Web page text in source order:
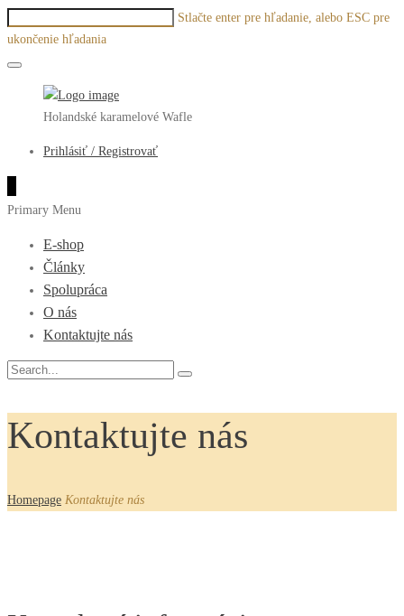
Stlačte enter pre hľadanie, alebo ESC pre
ukončenie hľadania
Holandské karamelové Wafle
Prihlásiť / Registrovať
Primary Menu
E-shop
Články
Spolupráca
O nás
Kontaktujte nás
Kontaktujte nás
Homepage Kontaktujte nás